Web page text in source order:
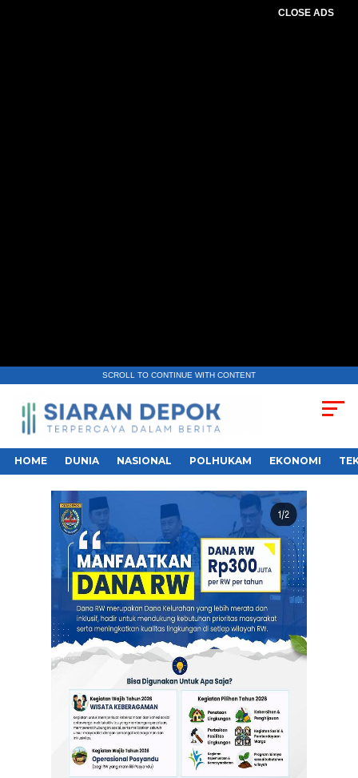
CLOSE ADS
SCROLL TO CONTINUE WITH CONTENT
HOME DUNIA NASIONAL POLHUKAM EKONOMI